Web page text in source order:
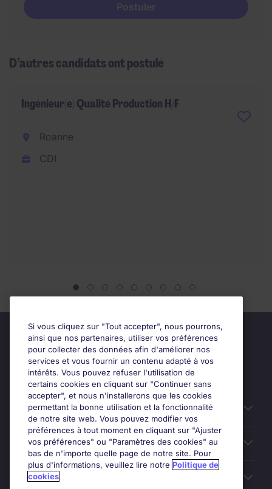
Postuler
D’autres candidats ont postulé
Ingénieur(e) Qualité Production H/F
Roanne
CDI
Candidats
Entreprises
Contact
Si vous cliquez sur "Tout accepter", nous pourrons,
ainsi que nos partenaires, utiliser vos préférences
pour collecter des données afin d'améliorer nos
services et vous fournir un contenu adapté à vos
intérêts. Vous pouvez refuser l'utilisation de
certains cookies en cliquant sur "Continuer sans
accepter", et nous n'installerons que les cookies
permettant la bonne utilisation et la fonctionnalité
de notre site web. Vous pouvez modifier vos
préférences à tout moment en cliquant sur "Ajuster
vos préférences" ou "Paramètres des cookies" au
bas de n'importe quelle page de notre site. Pour
plus d'informations, veuillez lire notre Politique de
cookies